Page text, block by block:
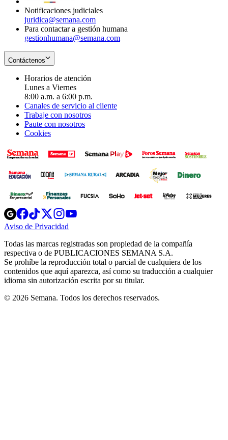
Notificaciones judiciales
juridica@semana.com
Para contactar a gestión humana
gestionhumana@semana.com
Contáctenos
Horarios de atención
Lunes a Viernes
8:00 a.m. a 6:00 p.m.
Canales de servicio al cliente
Trabaje con nosotros
Paute con nosotros
Cookies
Opens
in
new
Opens
in
new
Opens
in
new
window
Opens
new
windowwindow
Aviso de Privacidad
new
window
Todas las marcas registradas son propiedad de la compañía
respectiva o de PUBLICACIONES SEMANA S.A.
Se prohíbe la reproducción total o parcial de cualquiera de los
contenidos que aquí aparezca, así como su traducción a cualquier
idioma sin autorización escrita por su titular.
© 2026 Semana. Todos los derechos reservados.